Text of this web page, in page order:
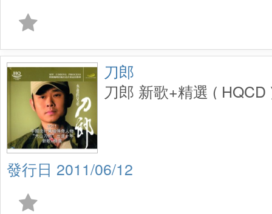
刀郎
刀郎 新歌+精選 ( HQCD
2011/06/12